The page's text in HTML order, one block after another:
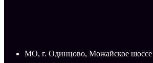
МО, г. Одинцово, Можайское шоссе